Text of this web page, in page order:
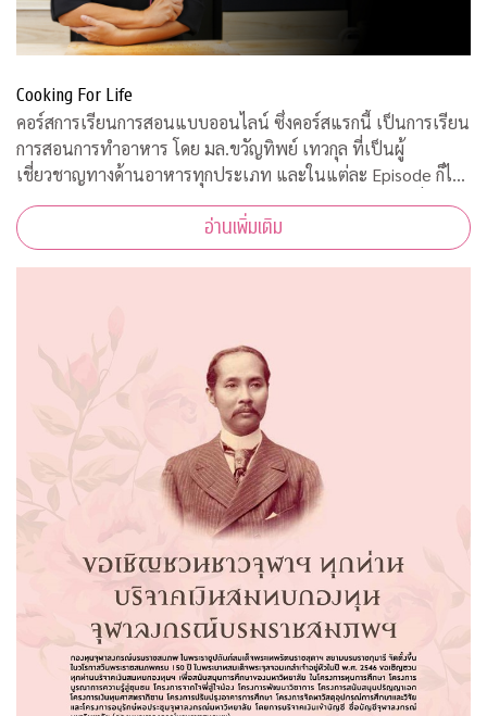
Cooking For Life
คอร์สการเรียนการสอนแบบออนไลน์ ซึ่งคอร์สแรกนี้ เป็นการเรียน
การสอนการทำอาหาร โดย มล.ขวัญทิพย์ เทวกุล ที่เป็นผู้
เชี่ยวชาญทางด้านอาหารทุกประเภท และในแต่ละ Episode ก็ได้
รับความร่วมมือจากคณาจารย์ ผู้ทรงคุณวุฒิ จากคณะต่างๆ ที่มาให้
ความรู้ ตามหลักวิชาการอีกด้วยอ่านเพิ่มเติม